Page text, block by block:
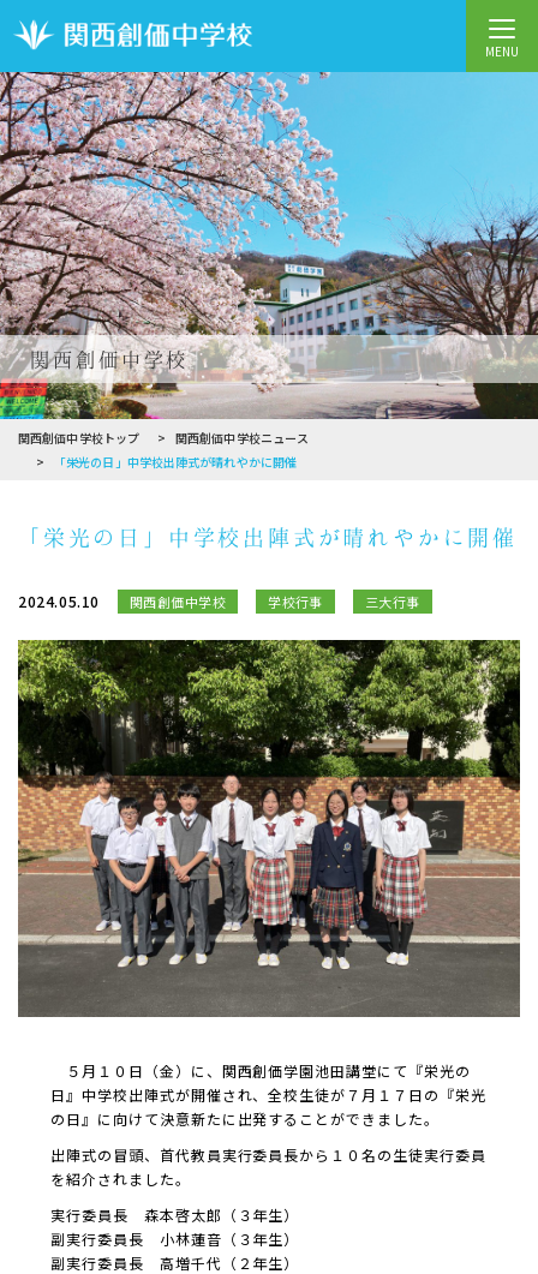
MENU
関西創価中学校
関西創価中学校トップ
関西創価中学校ニュース
「栄光の日」中学校出陣式が晴れやかに開催
「栄光の日」中学校出陣式が晴れやかに開催
2024.05.10 関西創価中学校 学校行事 三大行事
５月１０日（金）に、関西創価学園池田講堂にて『栄光の
日』中学校出陣式が開催され、全校生徒が７月１７日の『栄光
の日』に向けて決意新たに出発することができました。
出陣式の冒頭、首代教員実行委員長から１０名の生徒実行委員
を紹介されました。
実行委員長 森本啓太郎（３年生）
副実行委員長 小林蓮音（３年生）
副実行委員長 高増千代（２年生）